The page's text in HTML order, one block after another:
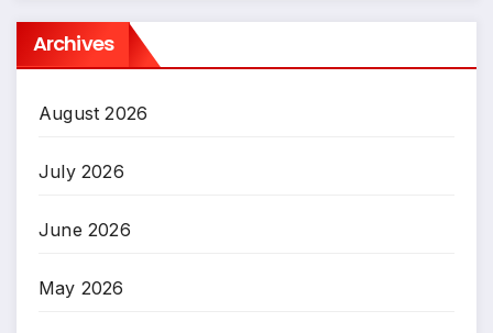
Archives
August 2026
July 2026
June 2026
May 2026